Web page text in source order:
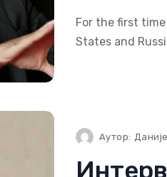
For the first
States and
Аутор: